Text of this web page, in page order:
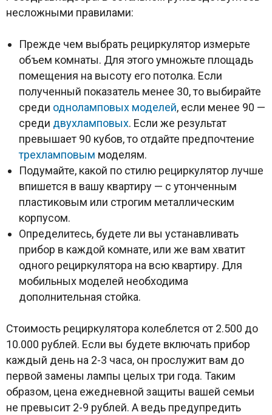
несложными правилами:
Прежде чем выбрать рециркулятор измерьте
объем комнаты. Для этого умножьте площадь
помещения на высоту его потолка. Если
полученный показатель менее 30, то выбирайте
среди одноламповых моделей, если менее 90 —
среди двухламповых. Если же результат
превышает 90 кубов, то отдайте предпочтение
трехламповым моделям.
Подумайте, какой по стилю рециркулятор лучше
впишется в вашу квартиру — с утонченным
пластиковым или строгим металлическим
корпусом.
Определитесь, будете ли вы устанавливать
прибор в каждой комнате, или же вам хватит
одного рециркулятора на всю квартиру. Для
мобильных моделей необходима
дополнительная стойка.
Стоимость рециркулятора колеблется от 2.500 до
10.000 рублей. Если вы будете включать прибор
каждый день на 2-3 часа, он прослужит вам до
первой замены лампы целых три года. Таким
образом, цена ежедневной защиты вашей семьи
не превысит 2-9 рублей. А ведь предупредить